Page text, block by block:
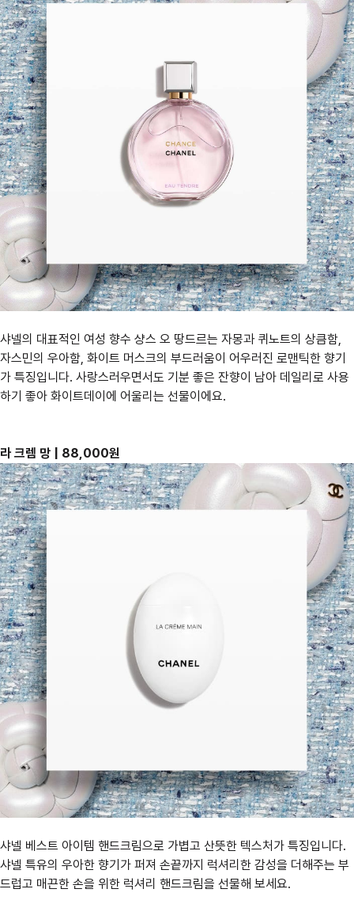
샤넬의 대표적인 여성 향수 샹스 오 땅드르는 자몽과 퀴노트의 상큼함,
자스민의 우아함, 화이트 머스크의 부드러움이 어우러진 로맨틱한 향기
가 특징입니다. 사랑스러우면서도 기분 좋은 잔향이 남아 데일리로 사용
하기 좋아 화이트데이에 어울리는 선물이에요.
라 크렘 망 | 88,000원
샤넬 베스트 아이템 핸드크림으로 가볍고 산뜻한 텍스처가 특징입니다.
샤넬 특유의 우아한 향기가 퍼져 손끝까지 럭셔리한 감성을 더해주는 부
드럽고 매끈한 손을 위한 럭셔리 핸드크림을 선물해 보세요.